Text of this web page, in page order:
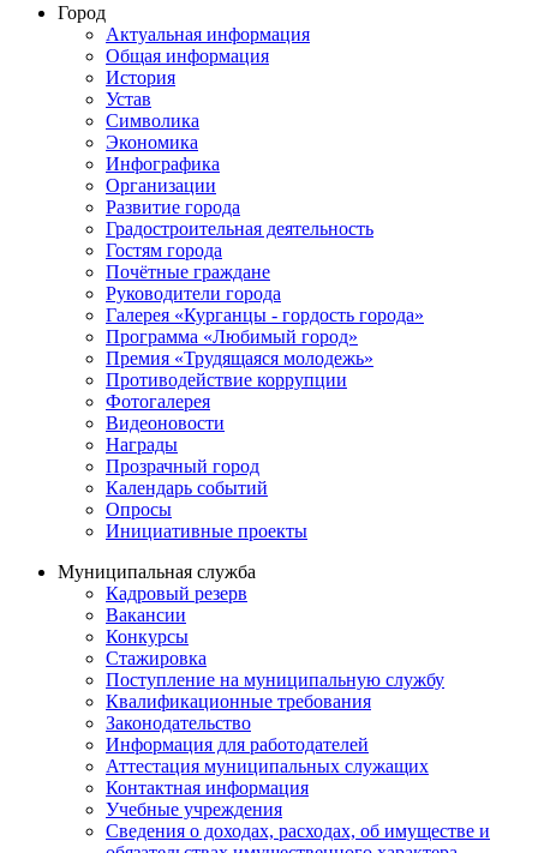
Город
Актуальная информация
Общая информация
История
Устав
Символика
Экономика
Инфографика
Организации
Развитие города
Градостроительная деятельность
Гостям города
Почётные граждане
Руководители города
Галерея «Курганцы - гордость города»
Программа «Любимый город»
Премия «Трудящаяся молодежь»
Противодействие коррупции
Фотогалерея
Видеоновости
Награды
Прозрачный город
Календарь событий
Опросы
Инициативные проекты
Муниципальная служба
Кадровый резерв
Вакансии
Конкурсы
Стажировка
Поступление на муниципальную службу
Квалификационные требования
Законодательство
Информация для работодателей
Аттестация муниципальных служащих
Контактная информация
Учебные учреждения
Сведения о доходах, расходах, об имуществе и